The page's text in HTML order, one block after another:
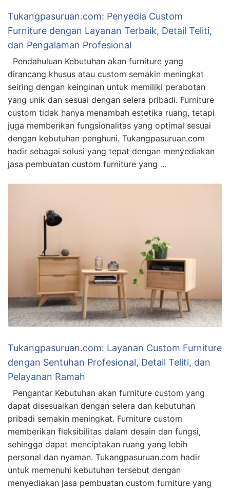
Tukangpasuruan.com: Penyedia Custom
Furniture dengan Layanan Terbaik, Detail Teliti,
dan Pengalaman Profesional
Pendahuluan Kebutuhan akan furniture yang
dirancang khusus atau custom semakin meningkat
seiring dengan keinginan untuk memiliki perabotan
yang unik dan sesuai dengan selera pribadi. Furniture
custom tidak hanya menambah estetika ruang, tetapi
juga memberikan fungsionalitas yang optimal sesuai
dengan kebutuhan penghuni. Tukangpasuruan.com
hadir sebagai solusi yang tepat dengan menyediakan
jasa pembuatan custom furniture yang …
Tukangpasuruan.com: Layanan Custom Furniture
dengan Sentuhan Profesional, Detail Teliti, dan
Pelayanan Ramah
Pengantar Kebutuhan akan furniture custom yang
dapat disesuaikan dengan selera dan kebutuhan
pribadi semakin meningkat. Furniture custom
memberikan fleksibilitas dalam desain dan fungsi,
sehingga dapat menciptakan ruang yang lebih
personal dan nyaman. Tukangpasuruan.com hadir
untuk memenuhi kebutuhan tersebut dengan
menyediakan jasa pembuatan custom furniture yang